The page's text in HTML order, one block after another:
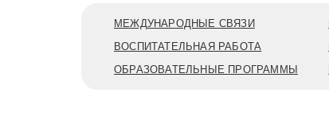
МЕЖДУНАРОДНЫЕ СВЯЗИ
ВОСПИТАТЕЛЬНАЯ РАБОТА
ОБРАЗОВАТЕЛЬНЫЕ ПРОГРАММЫ